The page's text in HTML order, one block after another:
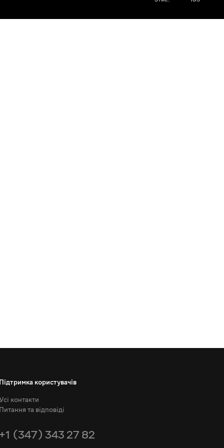
Підтримка користувачів
контакти
Питання та відповіді
+1 (347) 343 27 82